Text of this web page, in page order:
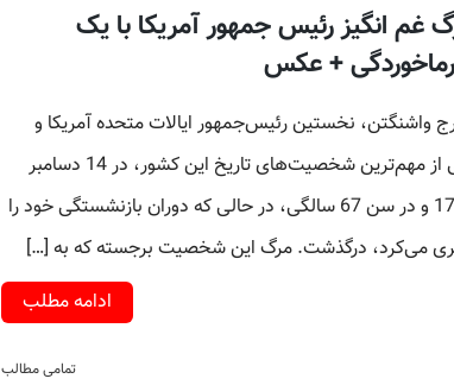
غم انگیز رئیس جمهور آمریکا با یک
+ عکس
واشنگتن، نخستین رئیس‌جمهور ایالات متحده آمریکا و
یکی از مهم‌ترین شخصیت‌های تاریخ این کشور، در 14 دسامبر
1799 و در سن 67 سالگی، در حالی که دوران بازنشستگی خود را
می‌کرد، درگذشت. مرگ این شخصیت برجسته که به […]
ادامه مطلب
تمامی مطالب